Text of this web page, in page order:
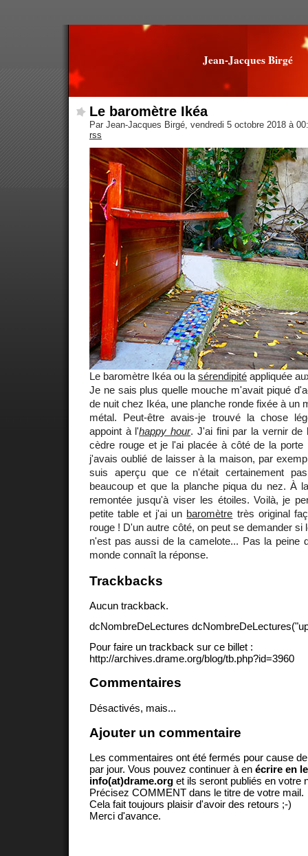
Jean-Jacques Birgé
Le baromètre Ikéa
Par Jean-Jacques Birgé, vendredi 5 octobre 2018 à
rss
Le baromètre Ikéa ou la sérendipité appliquée
Je ne sais plus quelle mouche m'avait piqué
de nuit chez Ikéa, une planche ronde fixée à un
métal. Peut-être avais-je trouvé la chose
appoint à l'happy hour. J'ai fini par la vernir
cèdre rouge et je l'ai placée à côté de la
j'avais oublié de laisser à la maison, par
suis aperçu que ce n'était certainement
beaucoup et que la planche piqua du nez. À
remontée jusqu'à viser les étoiles. Voilà, je
petite table et j'ai un baromètre très original
rouge ! D'un autre côté, on peut se demander si
n'est pas aussi de la camelote... Pas la peine
monde connaît la réponse.
Trackbacks
Aucun trackback.
dcNombreDeLectures
Pour faire un trackback sur ce billet :
http://archives.drame.org/blog/tb.php?id=3960
Commentaires
Désactivés, mais...
Ajouter un commentaire
Les commentaires ont été fermés pour cause
par jour. Vous pouvez continuer à en écrire en
info(at)drame.org et ils seront publiés en votre
Précisez COMMENT dans le titre de votre mail.
Cela fait toujours plaisir d'avoir des retours ;-)
Merci d'avance.